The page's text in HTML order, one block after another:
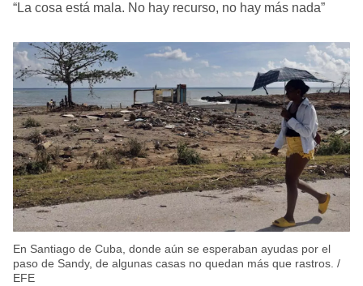
“La cosa está mala. No hay recurso, no hay más nada”
En Santiago de Cuba, donde aún se esperaban ayudas por el
paso de Sandy, de algunas casas no quedan más que rastros. /
EFE